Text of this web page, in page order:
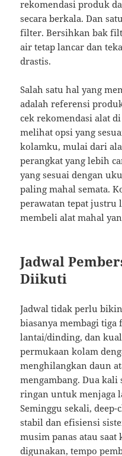
rekomendasi produk
secara berkala. Dan
filter. Bersihkan bak
air tetap lancar dan
drastis.
Salah satu hal yang
adalah referensi
cek rekomendasi alat
melihat opsi yang
kolamku, mulai dari
perangkat yang lebih
yang sesuai dengan
paling mahal semata.
perawatan tepat justru
membeli alat mahal
Jadwal
Diikuti
Jadwal tidak perlu
biasanya membagi
lantai/dinding, dan
permukaan kolam
menghilangkan daun
mengambang. Dua
ringan untuk menjaga
Seminggu sekali,
stabil dan efisiensi
musim panas atau saat
digunakan, tempo